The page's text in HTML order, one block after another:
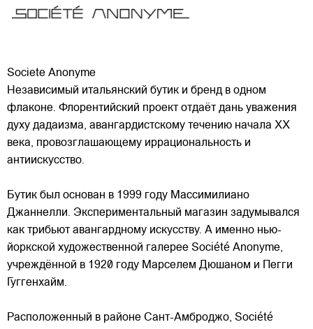
Societe Anonyme
Независимый итальянский бутик и бренд в одном
флаконе. Флорентийский проект отдаёт дань уважения
духу дадаизма, авангардистскому течению начала XX
века, провозглашающему иррациональность и
антиискусство.
Бутик был основан в 1999 году Массимилиано
Джаннелли. Экспериментальный магазин задумывался
как трибьют авангардному искусству. А именно нью-
йоркской художественной галерее Société Anonyme,
учреждённой в 1920 году Марселем Дюшаном и Пегги
Гуггенхайм.
Расположенный в районе Сант-Амброджо, Société